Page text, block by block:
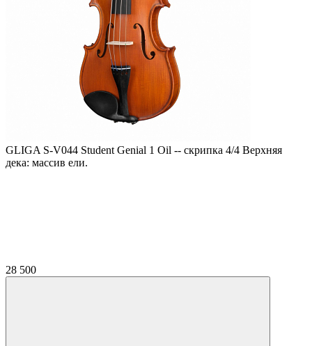
GLIGA S-V044 Student Genial 1 Oil -- скрипка 4/4 Верхняя
дека: массив ели.
28 500